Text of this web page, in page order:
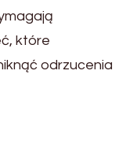
które
odrzucenia